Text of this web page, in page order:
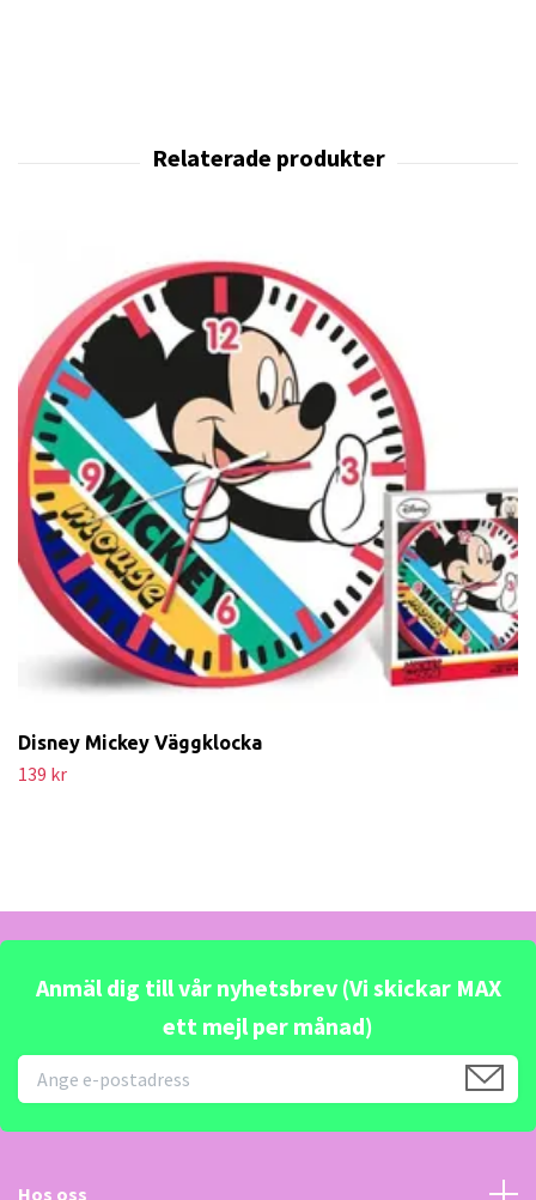
Disney Mickey Väggklocka
139 kr
Anmäl dig till vår nyhetsbrev (Vi skickar MAX
ett mejl per månad)
Hos oss